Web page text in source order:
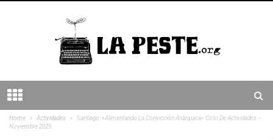
Home Actividades
Santiago: «Alimentando La Convicción Anárquica» Ciclo De Actividades –
Noviembre 2025